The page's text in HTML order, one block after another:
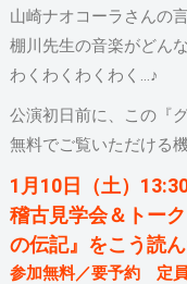
山崎ナオコーラさんの
棚川先生の音楽がどん
わくわくわくわく…♪
公演初日前に、この『
無料でご覧いただける
1月10日（土）
稽古見学会＆トー
の伝記』をこう読ん
参加無料／要予約 定